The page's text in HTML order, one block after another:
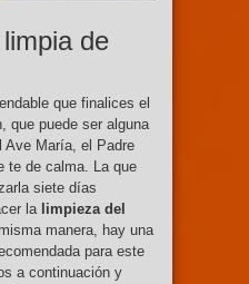
de
que finalices el
que puede ser alguna
Ave María, el Padre
te de calma. La que
siete días
la limpieza del
manera, hay una
para este
a continuación y